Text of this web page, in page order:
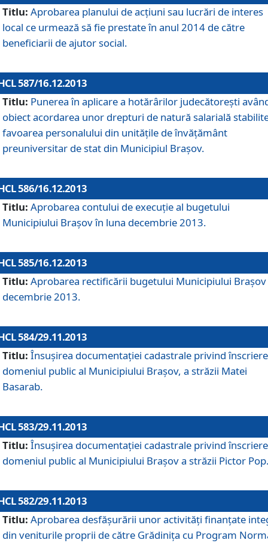
Titlu: Aprobarea planului de acţiuni sau lucrări de interes
local ce urmează să fie prestate în anul 2014 de către
beneficiarii de ajutor social.
587/16.12.2013
Titlu: Punerea în aplicare a hotărârilor judecătoreşti
obiect acordarea unor drepturi de natură salarială
favoarea personalului din unităţile de învăţământ
preuniversitar de stat din Municipiul Braşov.
586/16.12.2013
Titlu: Aprobarea contului de execuţie al bugetului
Municipiului Braşov în luna decembrie 2013.
585/16.12.2013
Titlu: Aprobarea rectificării bugetului Municipiului Braşov
decembrie 2013.
584/29.11.2013
Titlu: Însuşirea documentaţiei cadastrale privind
domeniul public al Municipiului Braşov, a străzii Matei
Basarab.
583/29.11.2013
Titlu: Însuşirea documentaţiei cadastrale privind
domeniul public al Municipiului Braşov a străzii Pictor
582/29.11.2013
Titlu: Aprobarea desfăşurării unor activităţi finanţate
din veniturile proprii de către Grădiniţa cu Program